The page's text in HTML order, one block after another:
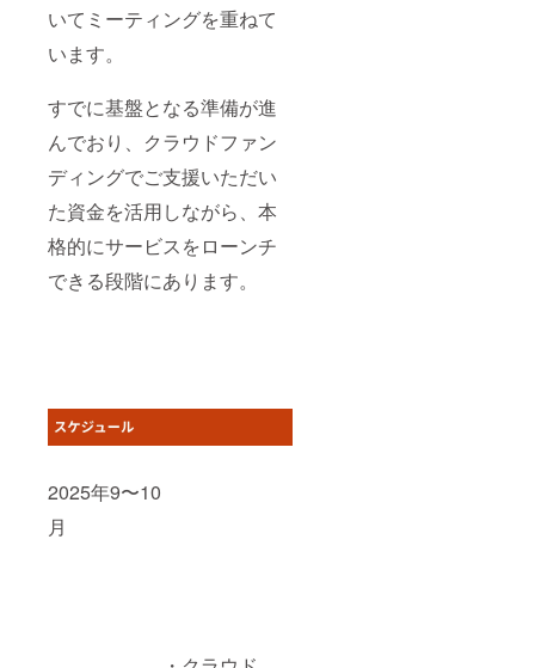
いてミーティングを重ねて
います。
すでに基盤となる準備が進
んでおり、クラウドファン
ディングでご支援いただい
た資金を活用しながら、本
格的にサービスをローンチ
できる段階にあります。
2025年9〜10
月